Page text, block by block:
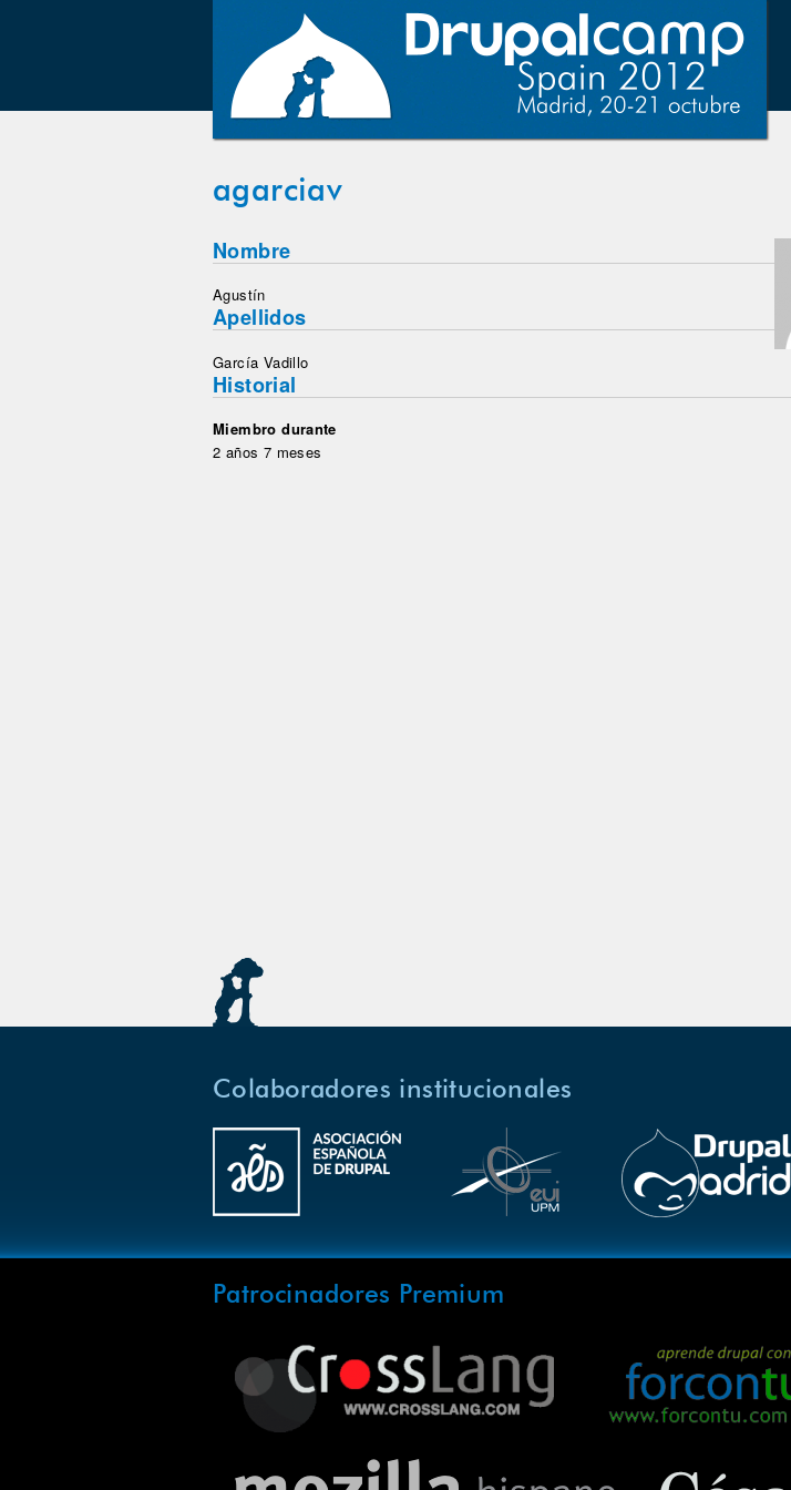
agarciav
Nombre
Agustín
Apellidos
García Vadillo
Historial
Miembro durante
2 años 7 meses
Colaboradores institucionales
Patrocinadores Premium